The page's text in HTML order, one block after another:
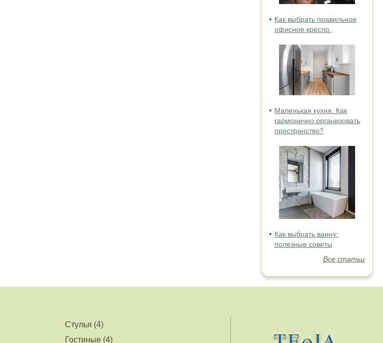
Как выбрать правильное
офисное кресло.
Маленькая кухня. Как
гармонично организовать
пространство?
Как выбрать ванну:
полезные советы
Все статьи
Стулья (4)
Гостиные (4)